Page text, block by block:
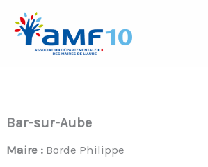
contenu
Bar-sur-Aube
Maire : Borde Philippe